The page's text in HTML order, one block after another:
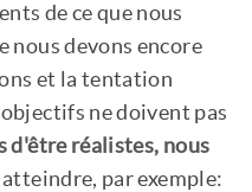
de ce que nous
nous devons encore
et la tentation
ne doivent pas
d'être réalistes, nous
atteindre, par exemple: